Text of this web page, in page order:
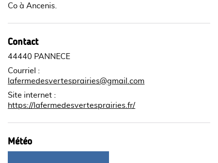
Co à Ancenis.
Contact
44440 PANNECE
Courriel
:
lafermedesvertesprairies@gmail.com
Site internet :
https://lafermedesvertesprairies.fr/
Météo